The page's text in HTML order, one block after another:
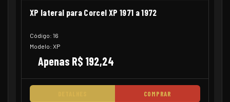
XP lateral para Corcel XP 1971 a 1972
Código: 16
Modelo: XP
Apenas R$ 192,24
COMPRAR